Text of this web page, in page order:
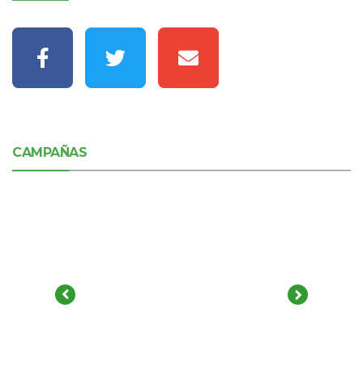
CAMPAÑAS